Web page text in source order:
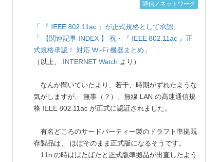
通信／ネットワーク
「 『 IEEE 802.11ac 』が正式規格として承認」
「 【関連記事 INDEX 】 祝・『 IEEE 802.11ac 』正
式規格承認！ 対応 Wi-Fi 機器まとめ」
（以上、 INTERNET Watch より）
なんか聞いていたより、若干、時期がずれたような
気がしますが、 無事（？）、無線 LAN の高速通信規
格 IEEE 802.11ac が正式に認証されました。
有名どころのサードパーティー製のドラフト準拠既
存製品は、 ほぼそのまま正式版になるそうです。
11n の時はばたばたと正式版準拠品が出直したよう